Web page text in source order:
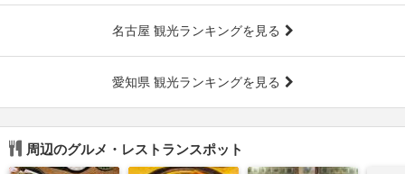
名古屋 観光ランキングを見る
愛知県 観光ランキングを見る
周辺のグルメ・レストランスポット